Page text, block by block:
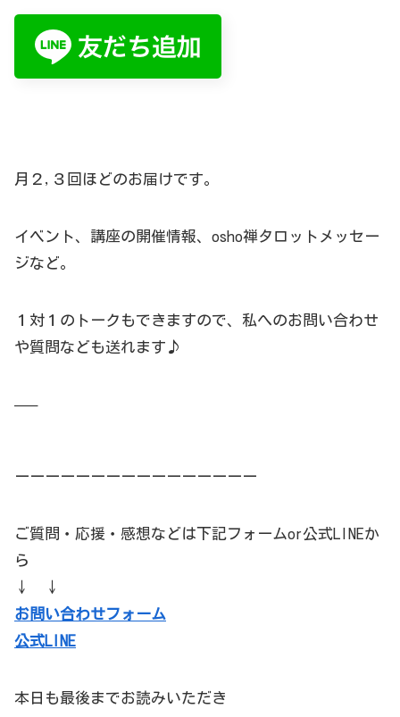
月２,３回ほどのお届けです。
イベント、講座の開催情報、osho禅タロットメッセー
ジなど。
１対１のトークもできますので、私へのお問い合わせ
や質問なども送れます♪
—–
ーーーーーーーーーーーーーーーー
ご質問・応援・感想などは下記フォームor公式LINEか
ら
↓ ↓
お問い合わせフォーム
公式LINE
本日も最後までお読みいただき